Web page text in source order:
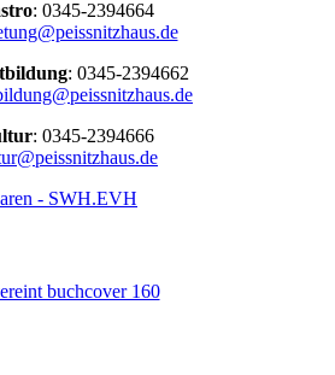
: 0345-2394664
: 0345-2394662
: 0345-2394666